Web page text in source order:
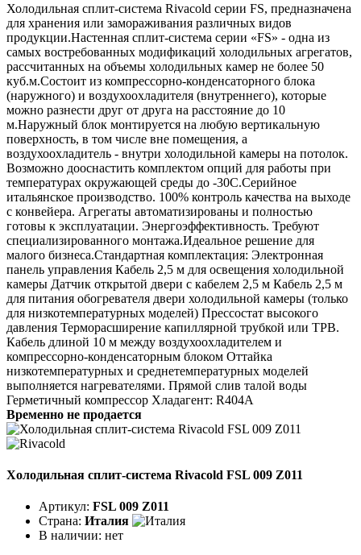
Холодильная сплит-система Rivacold серии FS, предназначена
для хранения или замораживания различных видов
продукции.Настенная сплит-система серии «FS» - одна из
самых востребованных модификаций холодильных агрегатов,
рассчитанных на объемы холодильных камер не более 50
куб.м.Состоит из компрессорно-конденсаторного блока
(наружного) и воздухоохладителя (внутреннего), которые
можно разнести друг от друга на расстояние до 10
м.Наружный блок монтируется на любую вертикальную
поверхность, в том числе вне помещения, а
воздухоохладитель - внутри холодильной камеры на потолок.
Возможно дооснастить комплектом опций для работы при
температурах окружающей среды до -30С.Серийное
итальянское производство. 100% контроль качества на выходе
с конвейера. Агрегаты автоматизированы и полностью
готовы к эксплуатации. Энергоэффективность. Требуют
специализированного монтажа.Идеальное решение для
малого бизнеса.Стандартная комплектация: Электронная
панель управления Кабель 2,5 м для освещения холодильной
камеры Датчик открытой двери с кабелем 2,5 м Кабель 2,5 м
для питания обогревателя двери холодильной камеры (только
для низкотемпературных моделей) Прессостат высокого
давления Терморасширение капиллярной трубкой или ТРВ.
Кабель длиной 10 м между воздухоохладителем и
компрессорно-конденсаторным блоком Оттайка
низкотемпературных и среднетемпературных моделей
выполняется нагревателями. Прямой слив талой воды
Герметичный компрессор Хладагент: R404A
Временно не продается
Холодильная сплит-система Rivacold FSL 009 Z011
Артикул: FSL 009 Z011
Страна: Италия
В наличии: нет